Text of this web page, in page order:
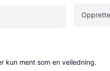
kun ment som en veiledning.